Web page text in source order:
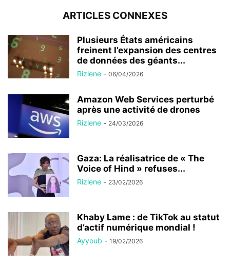
ARTICLES CONNEXES
Plusieurs États américains
freinent l’expansion des centres
de données des géants...
Rizlene - 06/04/2026
Amazon Web Services perturbé
après une activité de drones
Rizlene - 24/03/2026
Gaza: La réalisatrice de « The
Voice of Hind » refuses...
Rizlene - 23/02/2026
Khaby Lame : de TikTok au statut
d’actif numérique mondial !
Ayyoub - 19/02/2026